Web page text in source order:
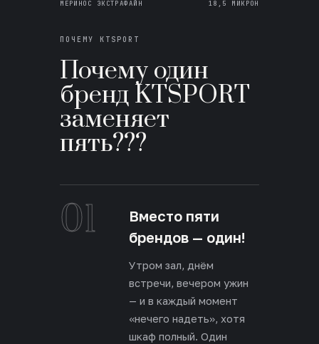
МЕРИНОС ЭКСТРАФАЙН 18,5 МИКРОН
ПОЧЕМУ KTSPORT
Почему один
бренд KTSPORT
заменяет
пять???
01
Вместо пяти
брендов — один!
Утром зал, днём
встречи, вечером ужин
— и в каждый момент
«нечего надеть», хотя
шкаф полный. Один